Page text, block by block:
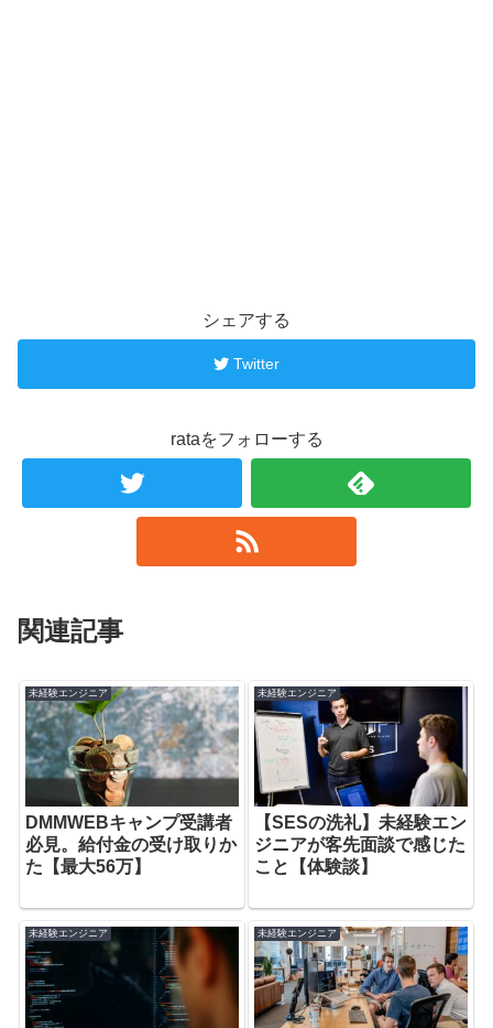
シェアする
Twitter
rataをフォローする
関連記事
未経験エンジニア
DMMWEBキャンプ受講者
必見。給付金の受け取りか
た【最大56万】
未経験エンジニア
【SESの洗礼】未経験エン
ジニアが客先面談で感じた
こと【体験談】
未経験エンジニア 未経験エンジニア